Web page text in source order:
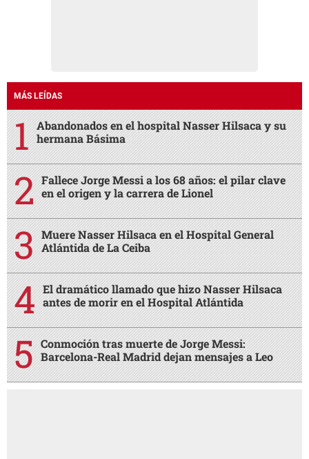
MÁS LEÍDAS
Abandonados en el hospital Nasser Hilsaca y su
hermana Básima
Fallece Jorge Messi a los 68 años: el pilar clave
en el origen y la carrera de Lionel
Muere Nasser Hilsaca en el Hospital General
Atlántida de La Ceiba
El dramático llamado que hizo Nasser Hilsaca
antes de morir en el Hospital Atlántida
Conmoción tras muerte de Jorge Messi:
Barcelona-Real Madrid dejan mensajes a Leo